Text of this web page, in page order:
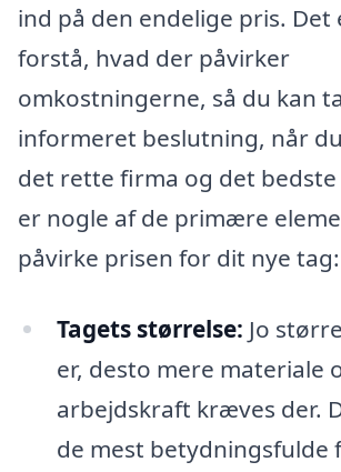
ind på den endelige pris.
forstå, hvad der påvirker
omkostningerne, så du kan
informeret beslutning, når
det rette firma og det
er nogle af de primære
påvirke prisen for dit nye tag:
Tagets størrelse: Jo
er, desto mere materiale
arbejdskraft kræves der.
de mest betydningsfulde